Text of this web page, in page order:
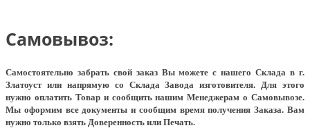
Самовывоз:
Самостоятельно забрать свой заказ Вы можете с нашего Склада в г.
Златоуст или напрямую со Склада Завода изготовителя. Для этого
нужно оплатить Товар и сообщить нашим Менеджерам о Самовывозе.
Мы оформим все документы и сообщим время получения Заказа. Вам
нужно только взять Доверенность или Печать.